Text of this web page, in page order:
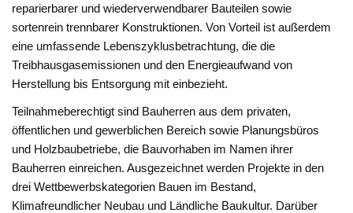
reparierbarer und wiederverwendbarer Bauteilen sowie
sortenrein trennbarer Konstruktionen. Von Vorteil ist außerdem
eine umfassende Lebenszyklusbetrachtung, die die
Treibhausgasemissionen und den Energieaufwand von
Herstellung bis Entsorgung mit einbezieht.
Teilnahmeberechtigt sind Bauherren aus dem privaten,
öffentlichen und gewerblichen Bereich sowie Planungsbüros
und Holzbaubetriebe, die Bauvorhaben im Namen ihrer
Bauherren einreichen. Ausgezeichnet werden Projekte in den
drei Wettbewerbskategorien Bauen im Bestand,
Klimafreundlicher Neubau und Ländliche Baukultur. Darüber